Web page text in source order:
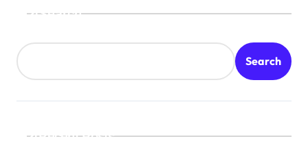
Search
Search
Recent Posts